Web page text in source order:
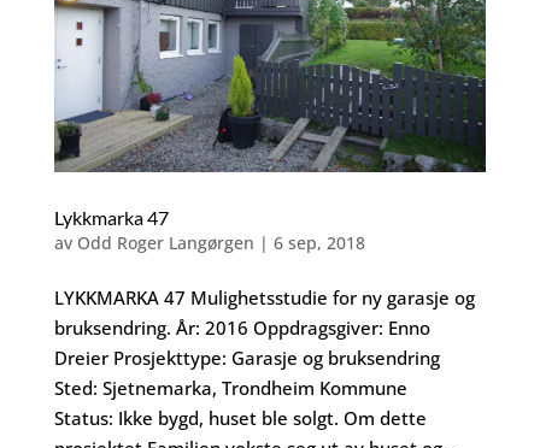
Lykkmarka 47
av Odd Roger Langørgen | 6 sep, 2018
LYKKMARKA 47 Mulighetsstudie for ny garasje og
bruksendring. År: 2016 Oppdragsgiver: Enno
Dreier Prosjekttype: Garasje og bruksendring
Sted: Sjetnemarka, Trondheim Kommune
Status: Ikke bygd, huset ble solgt. Om dette